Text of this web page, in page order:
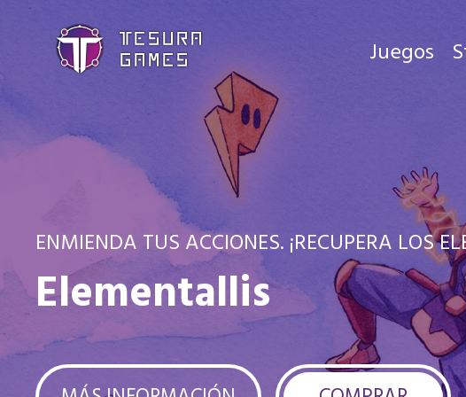
Juegos
ENMIENDA TUS ACCIONES. ¡RECUPERA LOS
Elementallis